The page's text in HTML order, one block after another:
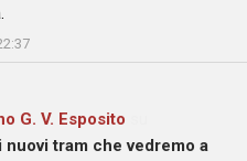
G. V. Esposito
nuovi tram che vedremo a